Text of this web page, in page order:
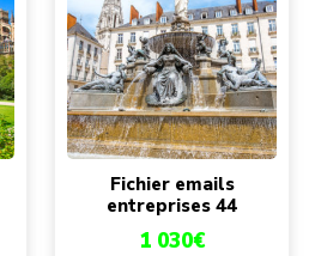
Fichier emails
entreprises 44
1 030€